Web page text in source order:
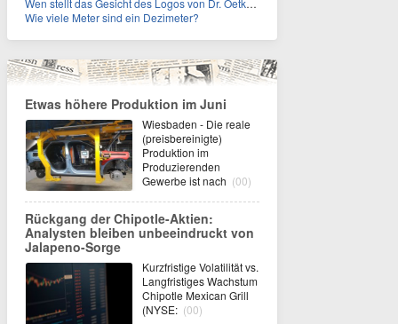
Wen stellt das Gesicht des Logos von Dr. Oetker dar?
Wie viele Meter sind ein Dezimeter?
Etwas höhere Produktion im Juni
Wiesbaden - Die reale
(preisbereinigte)
Produktion im
Produzierenden
Gewerbe ist nach (00)
Rückgang der Chipotle-Aktien:
Analysten bleiben unbeeindruckt von
Jalapeno-Sorge
Kurzfristige Volatilität vs.
Langfristiges Wachstum
Chipotle Mexican Grill
(NYSE: (00)